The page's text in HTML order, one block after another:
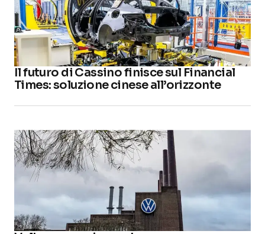
Il futuro di Cassino finisce sul Financial
Times: soluzione cinese all’orizzonte